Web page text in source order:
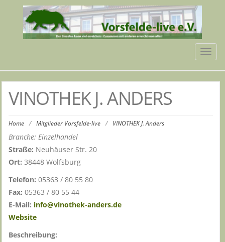
VINOTHEK J. ANDERS
Home / Mitglieder Vorsfelde-live / VINOTHEK J. Anders
Branche: Einzelhandel
Straße: Neuhäuser Str. 20
Ort:38448 Wolfsburg
Telefon:05363 / 80 55 80
Fax: 05363 / 80 55 44
E-Mail: info@vinothek-anders.de
Website
Beschreibung: